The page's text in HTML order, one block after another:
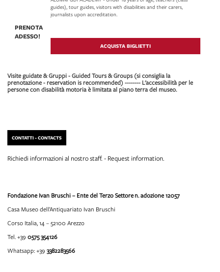
guides), tour guides, visitors with disabilities and their carers,
journalists upon accreditation.
PRENOTA
ADESSO!
ACQUISTA BIGLIETTI
Visite guidate & Gruppi - Guided Tours & Groups (si consiglia la
prenotazione - reservation is recommended) -------- L'accessibilità per le
persone con disabilità motoria è limitata al piano terra del museo.
CONTATTI - CONTACTS
Richiedi informazioni al nostro staff. - Request information.
Fondazione Ivan Bruschi – Ente del Terzo Settoren. adozione 12057
Casa Museo dell’Antiquariato Ivan Bruschi
Corso Italia, 14 – 52100 Arezzo
Tel. +39 0575 354126
Whatsapp: +39 3382283566